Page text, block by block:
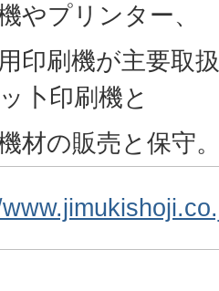
やプリンター、
印刷機が主要取
卜印刷機と
材の販売と保守